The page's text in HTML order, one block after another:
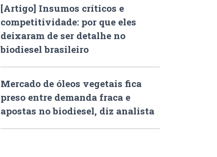
[Artigo] Insumos críticos e
competitividade: por que eles
deixaram de ser detalhe no
biodiesel brasileiro
Mercado de óleos vegetais fica
preso entre demanda fraca e
apostas no biodiesel, diz analista